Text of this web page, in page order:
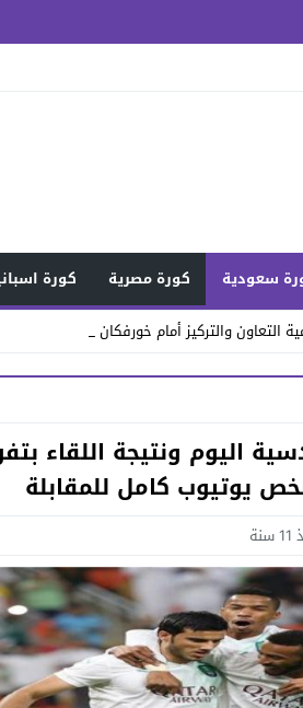
سعودية كورة مصرية كورة
والتركيز أمام خورفكان
اليوم ونتيجة اللقاء
يوتيوب كامل للمقابلة